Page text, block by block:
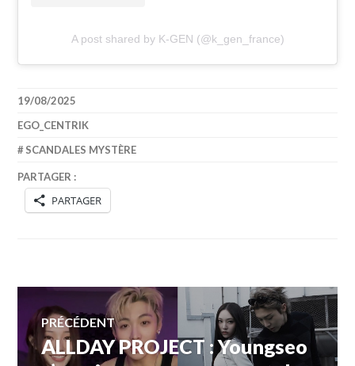
A post shared by K-GEN (@k_gen_france)
19/08/2025
EGO_CENTRIK
SCANDALES MYSTÈRE
PARTAGER :
PARTAGER
Navigation
de
PRÉCÉDENT
Article
précédent :
ALLDAY PROJECT : Youngseo